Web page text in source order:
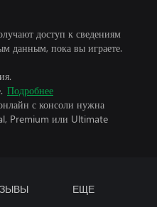
доступ к сведениям
данным, пока вы играете.
Подробнее
с консоли нужна
Premium или Ultimate
ЕЩЕ